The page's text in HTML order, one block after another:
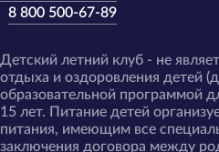
8 800 500-67-89
Детский летний клуб - не
отдыха и оздоровления детей
образовательной программой
15 лет. Питание детей
питания, имеющим все
заключения договора между